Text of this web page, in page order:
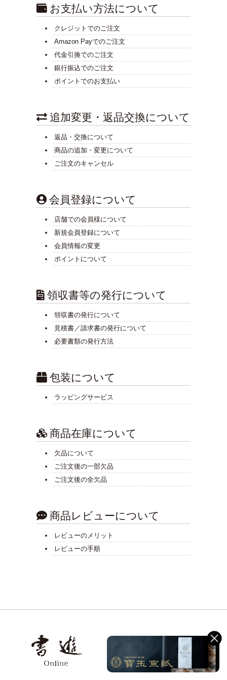
お支払い方法について
クレジットでのご注文
Amazon Payでのご注文
代金引換でのご注文
銀行振込でのご注文
ポイントでのお支払い
追加変更・返品交換について
返品・交換について
商品の追加・変更について
ご注文のキャンセル
会員登録について
店舗での会員様について
新規会員登録について
会員情報の変更
ポイントについて
領収書等の発行について
領収書の発行について
見積書／請求書の発行について
必要書類の発行方法
包装について
ラッピングサービス
商品在庫について
欠品について
ご注文後の一部欠品
ご注文後の全欠品
商品レビューについて
レビューのメリット
レビューの手順
Shoyu Online
書道用品専門店 書遊